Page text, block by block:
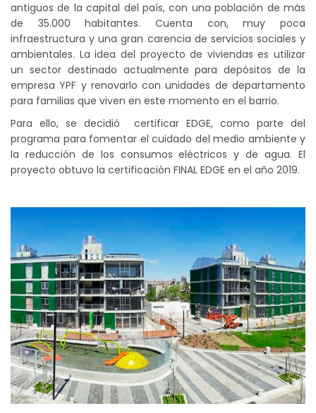
antiguos de la capital del país, con una población de más
de 35.000 habitantes. Cuenta con, muy poca
infraestructura y una gran carencia de servicios sociales y
ambientales. La idea del proyecto de viviendas es utilizar
un sector destinado actualmente para depósitos de la
empresa YPF y renovarlo con unidades de departamento
para familias que viven en este momento en el barrio.
Para ello, se decidió certificar EDGE, como parte del
programa para fomentar el cuidado del medio ambiente y
la reducción de los consumos eléctricos y de agua. El
proyecto obtuvo la certificación FINAL EDGE en el año 2019.